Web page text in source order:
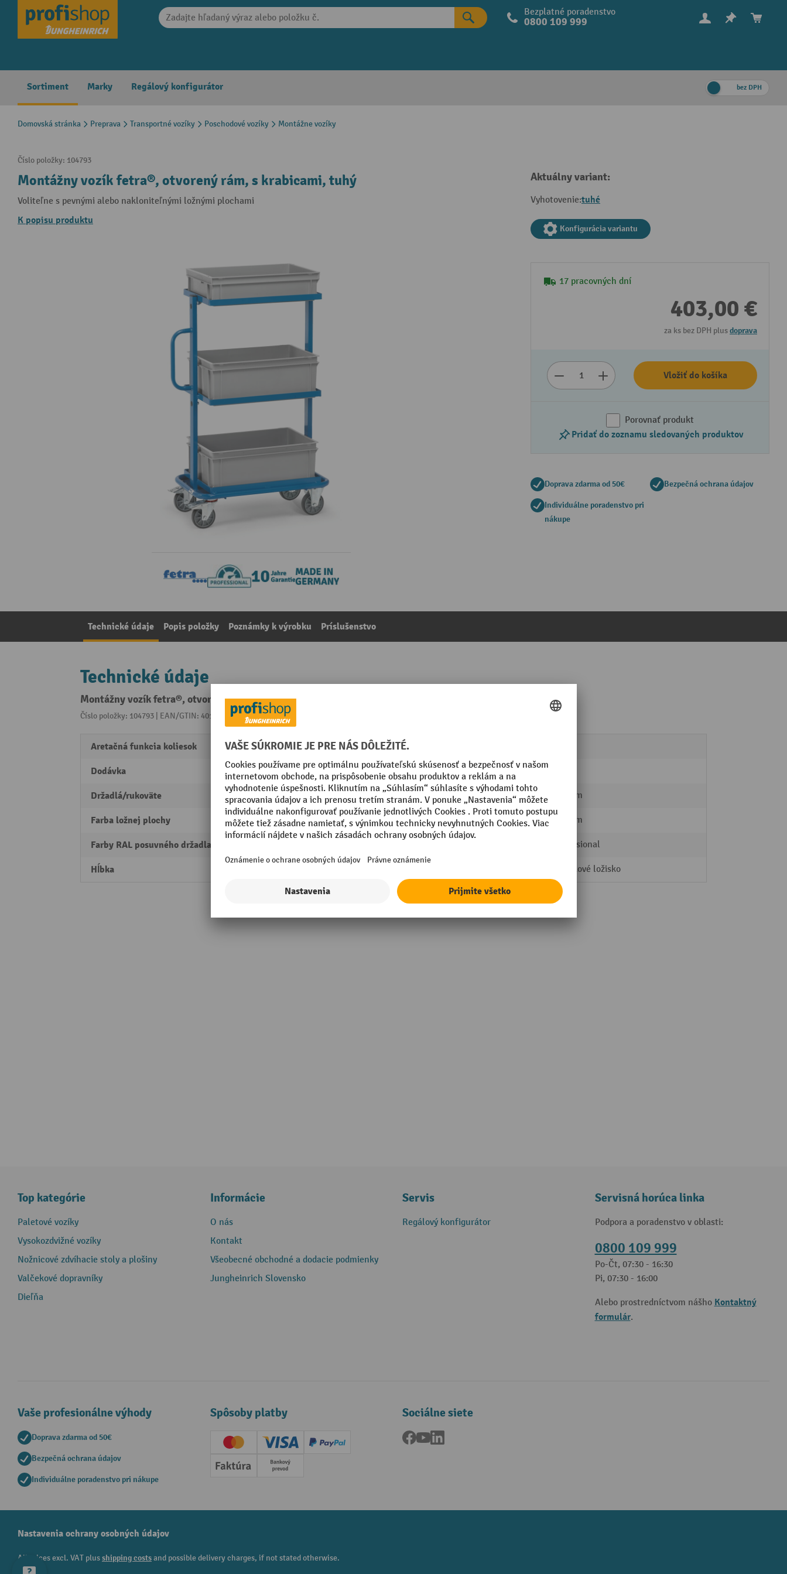
Skip to main navigation Bezplatné poradenstvo
0800 109 999
Sortiment Marky Regálový konfigurátor bez DPH
Domovská stránka Preprava Transportné vozíky Poschodové vozíky Montážne vozíky
Číslo položky: 104793
Montážny vozík fetra®, otvorený rám, s krabicami, tuhý
Voliteľne s pevnými alebo nakloniteľnými ložnými plochami
K popisu produktu
Aktuálny variant:
Vyhotovenie:tuhé
Konfigurácia variantu
17 pracovných dní
403,00 €
za ks bez DPH plusdoprava
Vložiť do košíka
Porovnať produkt
Pridať do zoznamu sledovaných produktov
Doprava zdarma od 50€ Bezpečná ochrana údajov
Individuálne poradenstvo pri
nákupe
Technické údaje Popis položky Poznámky k výrobku Príslušenstvo
Technické údaje
Montážny vozík fetra®, otvorený rám, s krabicami, tuhý
Číslo položky: 104793 | EAN/GTIN: 4017976011387Z kategórie:
Aretačná funkcia koliesok manuálne
Dodávka rozložené
Držadlá/rukoväte Posuvné držadlo
Farba ložnej plochy buk
Farby RAL posuvného držadla
Hĺbka
Počet ložných plôch
Počet vodiacich koliesok
Priemer kolieska 125 mm
Priemer vodiaceho kolieska 125 mm
Professional
Valčekové ložisko
Top kategórie
Paletové vozíky
Vysokozdvižné vozíky
Nožnicové zdvíhacie stoly a plošiny
Valčekové dopravníky
Dieľňa
Informácie
O nás
Kontakt
Všeobecné obchodné a dodacie podmienky
Jungheinrich Slovensko
Servis
Regálový konfigurátor
Servisná horúca linka
Podpora a poradenstvo v oblasti:
0800 109 999
Po-Čt, 07:30 - 16:30
Pi, 07:30 - 16:00
Alebo prostredníctvom nášho Kontaktný
formulár.
Vaše profesionálne výhody
Doprava zdarma od 50€
Bezpečná ochrana údajov
Individuálne poradenstvo pri nákupe
Spôsoby platby
Creditcard (Master)Creditcard (Visa)
PayPal
Faktúra Predplatba
Sociálne siete
Facebook
YouTube
Nastavenia ochrany osobných údajov
All prices excl. VAT plusshipping costsand possible delivery charges, if not stated otherwise.